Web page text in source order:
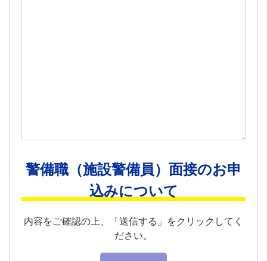
警備職（施設警備員）面接のお申
込みについて
内容をご確認の上、「送信する」をクリックしてく
ださい。